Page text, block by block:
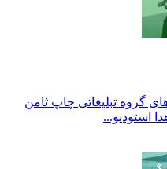
گروه تبلیغاتی چاپ ثامن
استودیو...